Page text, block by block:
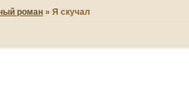
роман »Я скучал